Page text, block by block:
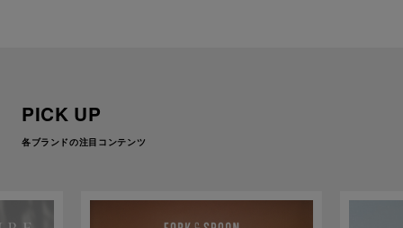
PICK UP
各ブランドの注目コンテンツ